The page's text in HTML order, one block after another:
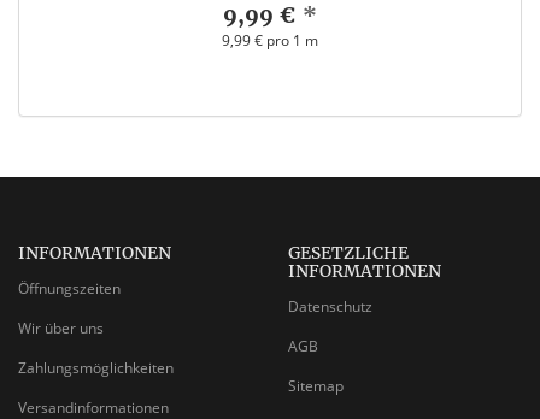
9,99 € *
9,99 € pro 1 m
INFORMATIONEN
Öffnungszeiten
Wir über uns
Zahlungsmöglichkeiten
Versandinformationen
GESETZLICHE
INFORMATIONEN
Datenschutz
AGB
Sitemap